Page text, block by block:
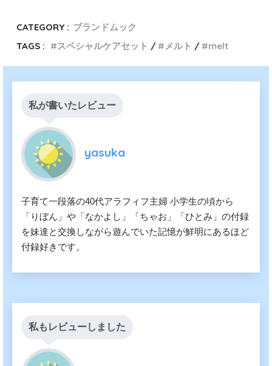
CATEGORY : ブランドムック
TAGS :
スペシャルケアセット メルト melt
私が書いたレビュー
yasuka
子育て一段落の40代アラフィフ主婦 小学生の頃から
「りぼん」や「なかよし」「ちゃお」「ひとみ」の付録
を妹達と交換しながら遊んでいた記憶が鮮明にあるほど
付録好きです。
私もレビューしました